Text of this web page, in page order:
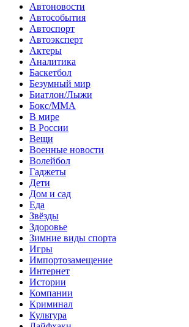
Автоновости
Автособытия
Автоспорт
Автоэксперт
Актеры
Аналитика
Баскетбол
Безумный мир
Биатлон/Лыжи
Бокс/MMA
В мире
В России
Вещи
Военные новости
Волейбол
Гаджеты
Дети
Дом и сад
Еда
Звёзды
Здоровье
Зимние виды спорта
Игры
Импортозамещение
Интернет
Истории
Компании
Криминал
Культура